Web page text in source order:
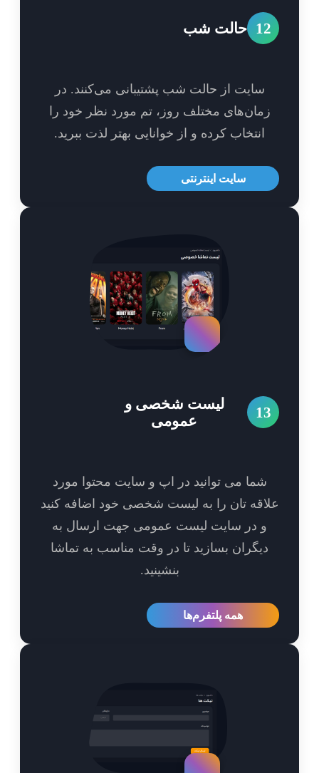
حالت شب
سایت از حالت شب پشتیبانی می‌کنند. در
مختلف روز، تم مورد نظر خود را
انتخاب کرده و از خوانایی بهتر لذت ببرید.
سایت اینترنتی
لیست شخصی و
عمومی
شما می توانید در اپ و سایت محتوا مورد
تان را به لیست شخصی خود اضافه کنید
و در سایت لیست عمومی جهت ارسال به
دیگران بسازید تا در وقت مناسب به تماشا
همه پلتفرم‌ها